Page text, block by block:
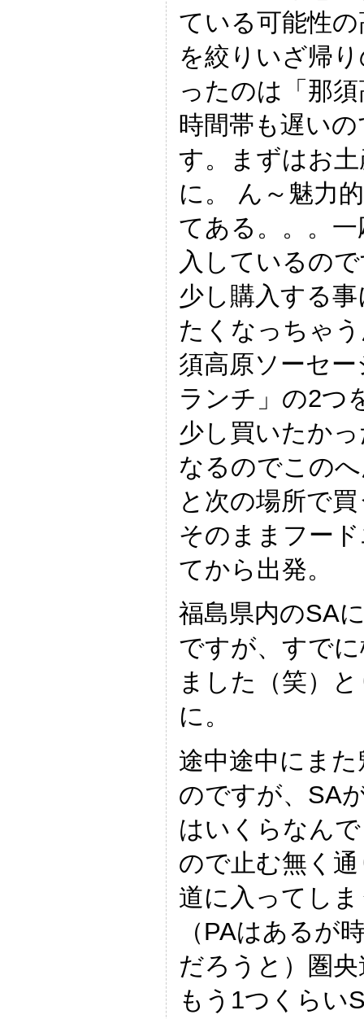
ている可能性
を絞りいざ帰
ったのは「那
時間帯も遅い
す。まずはお
に。 ん～魅力
てある。。。
入しているの
少し購入する
たくなっちゃ
須高原ソーセ
ランチ」の2つ
少し買いたか
なるのでこの
と次の場所で
そのままフー
てから出発。
福島県内のSA
ですが、すで
ました（笑）
に。
途中途中にま
のですが、SA
はいくらなん
ので止む無く
道に入ってし
（PAはあるが
だろうと）圏
もう1つくらい